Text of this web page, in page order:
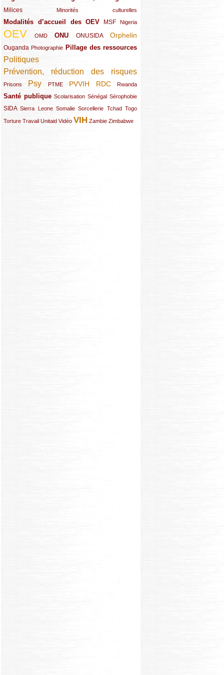
Milices
(34/289) Minorités culturelles
(15/289)
Modalités d’accueil des OEV
(58/289) MSF
(54/289) Nigeria
(27/289)
OEV
(269/289) OMD
(26/289) ONU
(58/289) ONUSIDA
(44/289) Orphelin
(112/289)
Ouganda
(29/289) Photographie
(27/289) Pillage des ressources
(77/289)
Politiques
(120/289)
Prévention, réduction des risques
(131/289)
Prisons
(22/289) Psy
(119/289) PTME
(12/289) PVVIH
(111/289) RDC
(104/289) Rwanda
(23/289)
Santé publique
(59/289) Scolarisation
(9/289) Sénégal
(13/289) Sérophobie
(19/289)
SIDA
(29/289)Sierra Leone
(13/289) Somalie
(12/289) Sorcellerie
(19/289) Tchad
(10/289) Togo
(15/289)
Torture
(17/289)Travail
(21/289) Unitaid
(26/289) Vidéo
(23/289) VIH
(154/289) Zambie
(12/289) Zimbabwe
(21/289)